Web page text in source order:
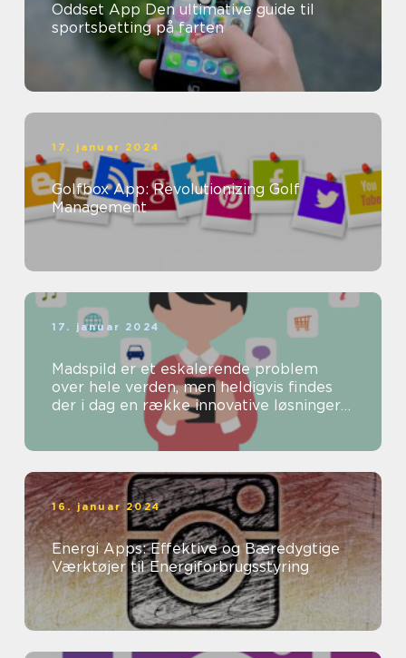
Oddset App Den ultimative guide til
sportsbetting på farten
17. januar 2024
Golfbox App: Revolutionizing Golf
Management
17. januar 2024
Madspild er et eskalerende problem
over hele verden, men heldigvis findes
der i dag en række innovative løsninger
til at bekæmpe dette problem
16. januar 2024
Energi Apps: Effektive og Bæredygtige
Værktøjer til Energiforbrugsstyring